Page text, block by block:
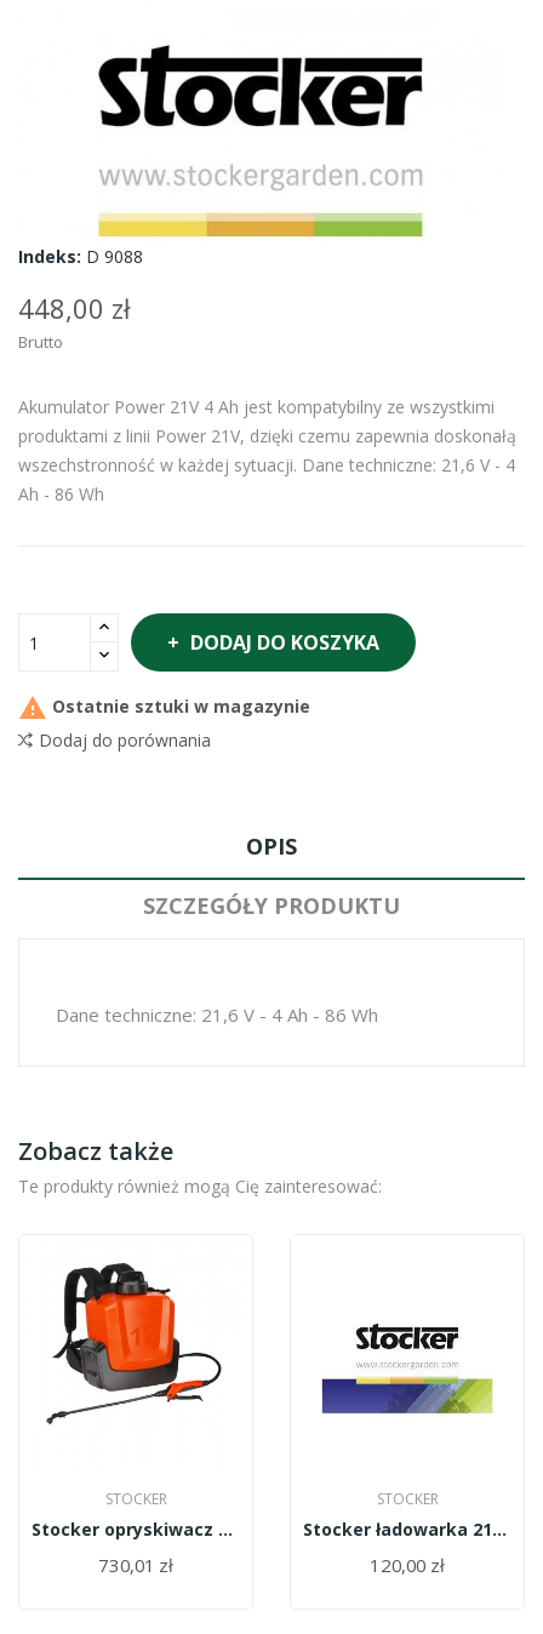
Indeks: D 9088
448,00 zł
Brutto
Akumulator Power 21V 4 Ah jest kompatybilny ze wszystkimi
produktami z linii Power 21V, dzięki czemu zapewnia doskonałą
wszechstronność w każdej sytuacji. Dane techniczne: 21,6 V - 4
Ah - 86 Wh
DODAJ DO KOSZYKA
 Ostatnie sztuki w magazynie
Dodaj do porównania
OPIS
SZCZEGÓŁY PRODUKTU
Dane techniczne: 21,6 V - 4 Ah - 86 Wh
Zobacz także
Te produkty również mogą Cię zainteresować:
STOCKER
Stocker opryskiwacz elektryczny 12l 21V 2,5/5...
730,01 zł
STOCKER
Stocker ładowarka 21V 312/612/432/404/621/580...
120,00 zł